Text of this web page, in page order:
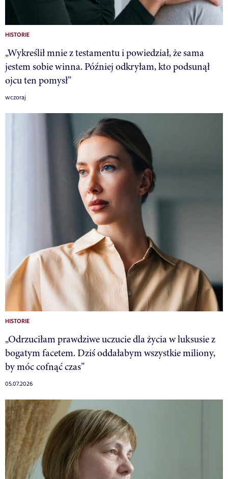
HISTORIE
„Wykreślił mnie z testamentu i powiedział, że sama
jestem sobie winna. Później odkryłam, kto podsunął
ojcu ten pomysł”
wczoraj
HISTORIE
„Odrzuciłam prawdziwe uczucie dla życia w luksusie z
bogatym facetem. Dziś oddałabym wszystkie miliony,
by móc cofnąć czas”
05.07.2026